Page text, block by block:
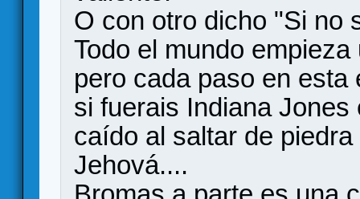
O con otro dicho "Si no
Todo el mundo
pero cada paso en
si fuerais Indiana
caído al saltar de
Jehová....